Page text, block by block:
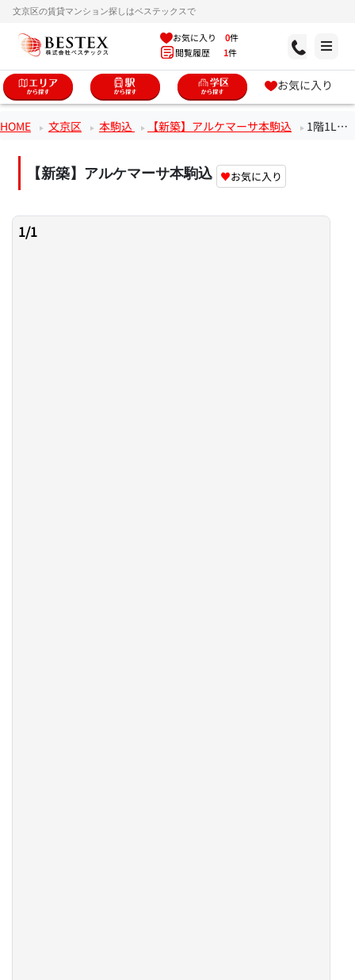
文京区の賃貸マンション探しはベステックスで
お気に入り 0件
閲覧履歴 1件
お気に入り
HOME 文京区 本駒込 【新築】アルケマーサ本駒込 1階1LDKのお部屋
【新築】アルケマーサ本駒込 ♥お気に入り
1/1